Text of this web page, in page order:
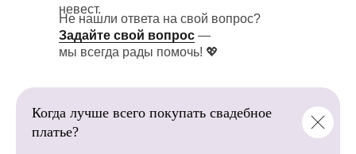
с фабриками, благодаря этому
качеством наших свадебных
💖 Настоящие эмоции, неповторимые
образы и счастливые улыбки помогут
вам:
Найти вдохновение для
Посмотреть, как смотрятся наши
невест.
Не нашли ответа на свой вопрос?
Задайте свой вопрос —
мы всегда рады помочь! 💖
Когда лучше всего покупать свадебное
платье?